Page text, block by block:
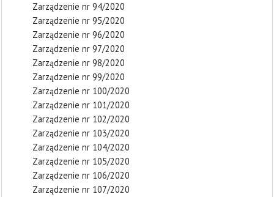
Zarządzenie nr 94/2020
Zarządzenie nr 95/2020
Zarządzenie nr 96/2020
Zarządzenie nr 97/2020
Zarządzenie nr 98/2020
Zarządzenie nr 99/2020
Zarządzenie nr 100/2020
Zarządzenie nr 101/2020
Zarządzenie nr 102/2020
Zarządzenie nr 103/2020
Zarządzenie nr 104/2020
Zarządzenie nr 105/2020
Zarządzenie nr 106/2020
Zarządzenie nr 107/2020